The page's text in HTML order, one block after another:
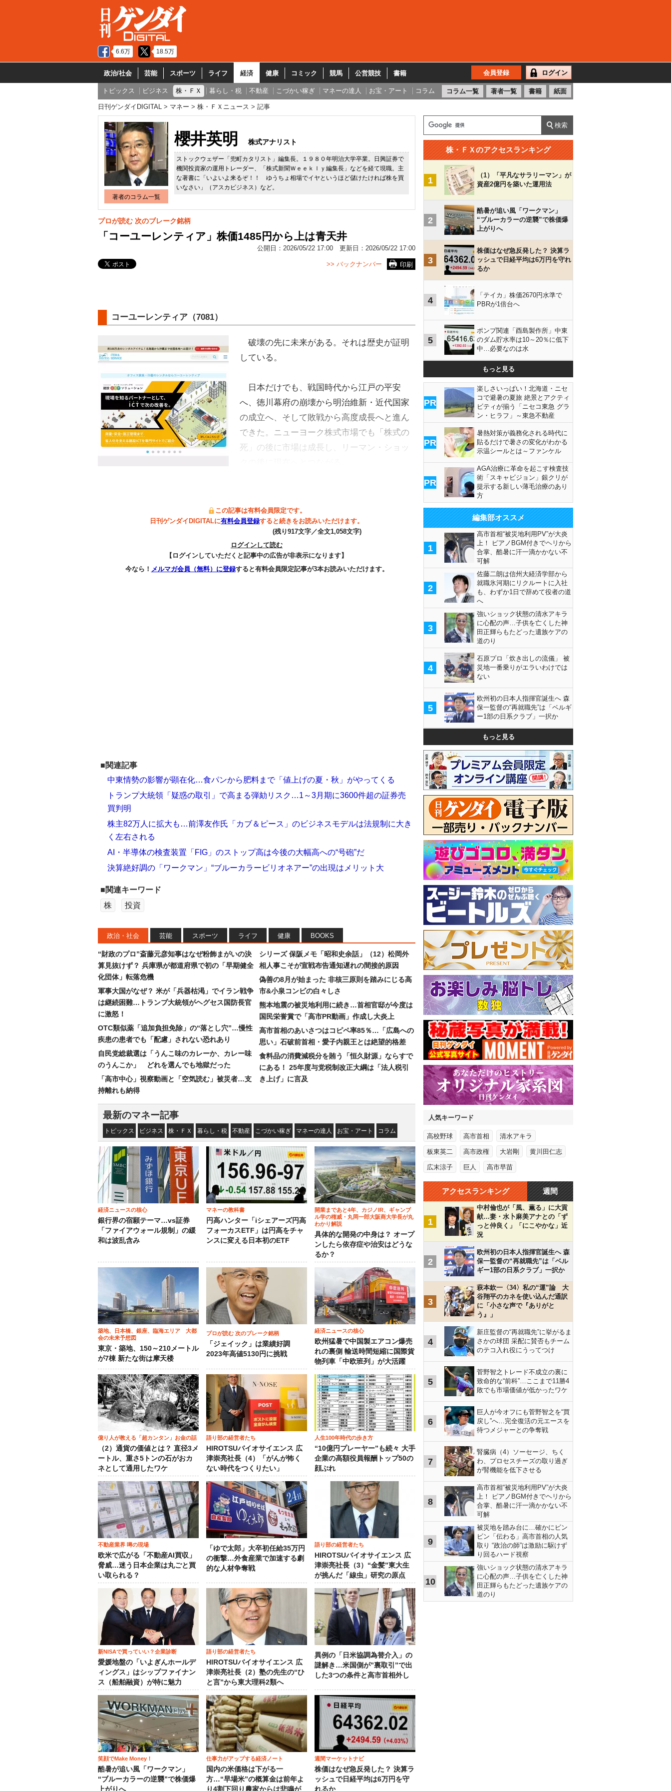
6.6万 18.5万
政治/社会 芸能 スポーツ ライフ 経済 健康 コミック 競馬 公営競技 書籍 会員登録 ログイン
トピックス ビジネス 株・ＦＸ 暮らし・税 不動産 こづかい稼ぎ マネーの達人 お宝・アート コラム コラム一覧 著者一覧 書籍 紙面
日刊ゲンダイDIGITAL マネー 株・ＦＸニュース 記事
著者のコラム一覧
櫻井英明 株式アナリスト
ストックウェザー「兜町カタリスト」編集長。１９８０年明治大学卒業。日興証券で
機関投資家の運用トレーダー、「株式新聞Ｗｅｅｋｌｙ編集長」などを経て現職。主
な著書に「いよいよ来るぞ！！ ゆうちょ相場でイヤというほど儲けたければ株を買
いなさい」（アスカビジネス）など。
プロが読む 次のブレーク銘柄
「コーユーレンティア」株価1485円から上は青天井
公開日： 2026/05/22 17:00 更新日： 2026/05/22 17:00
印刷
>> バックナンバー
コーユーレンティア（7081）
破壊の先に未来がある。それは歴史が証明
している。
日本だけでも、戦国時代から江戸の平安
へ、徳川幕府の崩壊から明治維新・近代国家
の成立へ、そして敗戦から高度成長へと進ん
できた。ニューヨーク株式市場でも「株式の
死」の後に市場は成長し、リーマン・ショッ
この記事は有料会員限定です。
日刊ゲンダイDIGITALに有料会員登録すると続きをお読みいただけます。
(残り917文字／全文1,058文字)
ログインして読む
【ログインしていただくと記事中の広告が非表示になります】
今なら！ メルマガ会員（無料）に登録すると有料会員限定記事が3本お読みいただけます。
■関連記事
中東情勢の影響が顕在化…食パンから肥料まで「値上げの夏・秋」がやってくる
トランプ大統領「疑惑の取引」で高まる弾劾リスク…1～3月期に3600件超の証券売
買判明
株主82万人に拡大も…前澤友作氏「カブ＆ピース」のビジネスモデルは法規制に大き
く左右される
AI・半導体の検査装置「FIG」のストップ高は今後の大幅高への“号砲”だ
決算絶好調の「ワークマン」“ブルーカラービリオネアー”の出現はメリット大
■関連キーワード
株
投資
政治・社会 芸能 スポーツ ライフ 健康 BOOKS
“財政のプロ”斎藤元彦知事はなぜ粉飾まがいの決
算見抜けず？ 兵庫県が都道府県で初の「早期健全
化団体」転落危機
軍事大国がなぜ？ 米が「兵器枯渇」でイラン戦争
は継続困難…トランプ大統領がヘグセス国防長官
に激怒！
OTC類似薬「追加負担免除」の“落とし穴”…慢性
疾患の患者でも「配慮」されない恐れあり
自民党総裁選は「うんこ味のカレーか、カレー味
のうんこか」 どれを選んでも地獄だった
「高市中心」視察動画と「空気読む」被災者…支
持離れも納得
シリーズ 保阪メモ「昭和史余話」（12）松岡外
相人事こそが宣戦布告通知遅れの間接的原因
偽善の8月が始まった 非核三原則を踏みにじる高
市&小泉コンビの白々しさ
熊本地震の被災地利用に続き…首相官邸が今度は
国民栄誉賞で「高市PR動画」作成し大炎上
高市首相のあいさつはコピペ率85％…「広島への
思い」石破前首相・愛子内親王とは絶望的格差
食料品の消費減税分を賄う「恒久財源」ならすで
にある！ 25年度与党税制改正大綱は「法人税引
き上げ」に言及
最新のマネー記事
トピックス ビジネス 株・ＦＸ 暮らし・税 不動産 こづかい稼ぎ マネーの達人 お宝・アート コラム
経済ニュースの核心
銀行界の宿願テーマ…vs証券
「ファイアウォール規制」の緩
和は波乱含み
マネーの教科書
円高ハンター「iシェアーズ円高
フォーカスETF」は円高をチャ
ンスに変える日本初のETF
開業まであと4年、カジノIR、ギャンブ
ル学の権威・丸岡一郎大阪商大学長が丸
わかり解説
具体的な開発の中身は？ オープ
ンしたら依存症や治安はどうな
るか？
築地、日本橋、銀座、臨海エリア 大都
会の未来予想図
東京・築地、150～210メートル
が7棟 新たな街は摩天楼
プロが読む 次のブレーク銘柄
「ジェイック」は業績好調
2023年高値5130円に挑戦
経済ニュースの核心
欧州猛暑で中国製エアコン爆売
れの裏側 輸送時間短縮に国際貨
物列車「中欧班列」が大活躍
億り人が教える「超カンタン」お金の話
（2）通貨の価値とは？ 直径3メ
ートル、重さ5トンの石がおカ
ネとして通用したワケ
語り部の経営者たち
HIROTSUバイオサイエンス 広
津崇亮社長（4）「がんが怖く
ない時代をつくりたい」
人生100年時代の歩き方
“10億円プレーヤー”も続々 大手
企業の高額役員報酬トップ50の
顔ぶれ
不動産業界 噂の現場
欧米で広がる「不動産AI買収」
脅威…迷う日本企業は丸ごと買
い取られる？
「ゆで太郎」大卒初任給35万円
の衝撃…外食産業で加速する劇
的な人材争奪戦
語り部の経営者たち
HIROTSUバイオサイエンス 広
津崇亮社長（3）“金髪”東大生
が挑んだ「線虫」研究の原点
新NISAで買っていい？企業診断
愛媛地盤の「いよぎんホールデ
ィングス」はシップファイナン
ス（船舶融資）が特に魅力
語り部の経営者たち
HIROTSUバイオサイエンス 広
津崇亮社長（2）塾の先生の“ひ
と言”から東大理科2類へ
異例の「日米協調為替介入」の
謎解き…米国側が”裏取引”で出
した3つの条件と高市首相外し
笑顔でMake Money！
酷暑が追い風「ワークマン」
“ブルーカラーの逆襲”で株価爆
上がりへ
仕事力がアップする経済ノート
国内の米価格は下がる一
方…“早場米”の概算金は前年よ
り4割下回り農家からは悲鳴が
週間マーケットナビ
株価はなぜ急反発した？ 決算ラ
ッシュで日経平均は6万円を守
れるか
株・ＦＸのアクセスランキング
1
（1）「平凡なサラリーマン」が
資産2億円を築いた運用法
2
酷暑が追い風「ワークマン」
“ブルーカラーの逆襲”で株価爆
上がりへ
3
株価はなぜ急反発した？ 決算ラ
ッシュで日経平均は6万円を守れ
るか
4
「テイカ」株価2670円水準で
PBRが1倍台へ
5
ポンプ関連「酉島製作所」中東
のダム貯水率は10～20％に低下
中…必要なのは水
もっと見る
PR
楽しさいっぱい！北海道・ニセ
コで避暑の夏旅 絶景とアクティ
ビティが揃う「ニセコ東急 グラ
ン・ヒラフ」～東急不動産
PR
暑熱対策が義務化される時代に
貼るだけで暑さの変化がわかる
示温シールとは～ファンケル
PR
AGA治療に革命を起こす検査技
術「スキャビジョン」銀クリが
提示する新しい薄毛治療のあり
方
編集部オススメ
1
高市首相“被災地利用PV”が大炎
上！ ピアノBGM付きでヘリから
合掌、酷暑に汗一滴かかない不
可解
2
佐藤二朗は信州大経済学部から
就職氷河期にリクルートに入社
も、わずか1日で辞めて役者の道
へ
3
強いショック状態の清水アキラ
に心配の声…子供を亡くした神
田正輝らもたどった遺族ケアの
道のり
4
石原プロ「炊き出しの流儀」 被
災地一番乗りがエラいわけでは
ない
5
欧州初の日本人指揮官誕生へ 森
保一監督の“再就職先”は「ベルギ
ー1部の日系クラブ」一択か
もっと見る
人気キーワード
高校野球 高市首相 清水アキラ
板東英二 高市政権 大岩剛 黄川田仁志
広末涼子 巨人 高市早苗
アクセスランキング 週間
1
中村倫也が「風、薫る」に大貢
献…妻・水卜麻美アナとの「ず
っと仲良く」「にこやかな」近
況
2
欧州初の日本人指揮官誕生へ 森
保一監督の“再就職先”は「ベル
ギー1部の日系クラブ」一択か
3
萩本欽一〈34〉私の“運”論 大
谷翔平のカネを使い込んだ通訳
に「小さな声で『ありがと
う』」
4
新庄監督の“再就職先”に挙がるま
さかの球団 采配に賛否もチーム
のテコ入れ役にうってつけ
5
菅野智之トレード不成立の裏に
致命的な“前科”…ここまで11勝4
敗でも市場価値が低かったワケ
6
巨人が今オフにも菅野智之を“買
戻し”へ…完全復活の元エースを
待つメジャーとの争奪戦
7
腎臓病（4）ソーセージ、ちく
わ、プロセスチーズの取り過ぎ
が腎機能を低下させる
8
高市首相“被災地利用PV”が大炎
上！ ピアノBGM付きでヘリから
合掌、酷暑に汗一滴かかない不
可解
9
被災地を踏み台に…確かにビン
ビン「伝わる」高市首相の人気
取り “政治の師”は激励に駆けず
り回るハード視察
10
強いショック状態の清水アキラ
に心配の声…子供を亡くした神
田正輝らもたどった遺族ケアの
道のり